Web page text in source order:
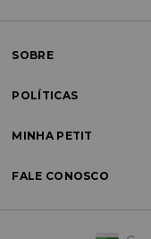
SOBRE
POLÍTICAS
MINHA PETIT
FALE CONOSCO